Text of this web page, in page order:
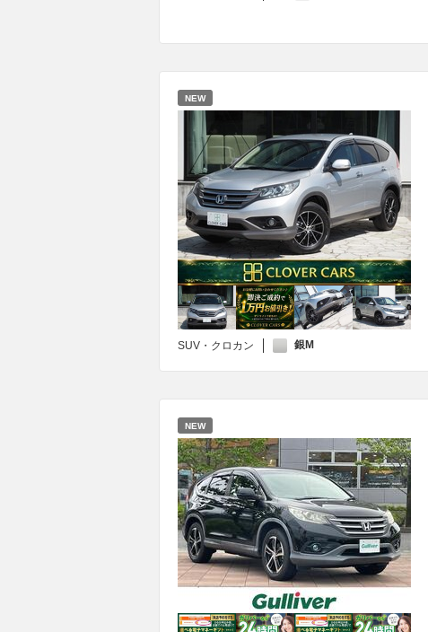
NEW
SUV・クロカン 銀M
NEW